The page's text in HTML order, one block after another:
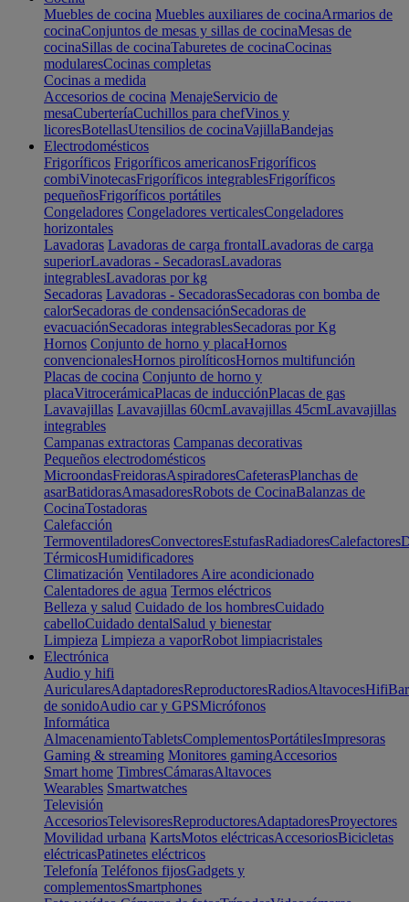
Muebles de cocina Muebles auxiliares de cocinaArmarios de
cocinaConjuntos de mesas y sillas de cocinaMesas de
cocinaSillas de cocinaTaburetes de cocinaCocinas
modularesCocinas completas
Cocinas a medida
Accesorios de cocina MenajeServicio de
mesaCuberteríaCuchillos para chefVinos y
licoresBotellasUtensilios de cocinaVajillaBandejas
Electrodomésticos
Frigoríficos Frigoríficos americanosFrigoríficos
combiVinotecasFrigoríficos integrablesFrigoríficos
pequeñosFrigoríficos portátiles
Congeladores Congeladores verticalesCongeladores
horizontales
Lavadoras Lavadoras de carga frontalLavadoras de carga
superiorLavadoras - SecadorasLavadoras
integrablesLavadoras por kg
Secadoras Lavadoras - SecadorasSecadoras con bomba de
calorSecadoras de condensaciónSecadoras de
evacuaciónSecadoras integrablesSecadoras por Kg
Hornos Conjunto de horno y placaHornos
convencionalesHornos pirolíticosHornos multifunción
Placas de cocina Conjunto de horno y
placaVitrocerámicaPlacas de inducciónPlacas de gas
Lavavajillas Lavavajillas 60cmLavavajillas 45cmLavavajillas
integrables
Campanas extractoras Campanas decorativas
Pequeños electrodomésticos
MicroondasFreidorasAspiradoresCafeterasPlanchas de
asarBatidorasAmasadoresRobots de CocinaBalanzas de
CocinaTostadoras
Calefacción
TermoventiladoresConvectoresEstufasRadiadoresCalefactores
TérmicosHumidificadores
Climatización Ventiladores Aire acondicionado
Calentadores de agua Termos eléctricos
Belleza y salud Cuidado de los hombresCuidado
cabelloCuidado dentalSalud y bienestar
Limpieza Limpieza a vaporRobot limpiacristales
Electrónica
Audio y hifi
AuricularesAdaptadoresReproductoresRadiosAltavocesHifi
de sonidoAudio car y GPSMicrófonos
Informática
AlmacenamientoTabletsComplementosPortátilesImpresoras
Gaming & streaming Monitores gamingAccesorios
Smart home TimbresCámarasAltavoces
Wearables Smartwatches
Televisión
AccesoriosTelevisoresReproductoresAdaptadoresProyectores
Movilidad urbana KartsMotos eléctricasAccesoriosBicicletas
eléctricasPatinetes eléctricos
Telefonía Teléfonos fijosGadgets y
complementosSmartphones